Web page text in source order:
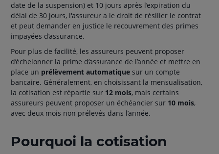
date de la suspension) et 10 jours après l’expiration du
délai de 30 jours, l'assureur a le droit de résilier le contrat
et peut demander en justice le recouvrement des primes
impayées d’assurance.
Pour plus de facilité, les assureurs peuvent proposer
d’échelonner la prime d’assurance de l’année et mettre en
place un prélèvement automatique sur un compte
bancaire. Généralement, en choisissant la mensualisation,
la cotisation est répartie sur 12 mois, mais certains
assureurs peuvent proposer un échéancier sur 10 mois,
avec deux mois non prélevés dans l’année.
Pourquoi la cotisation